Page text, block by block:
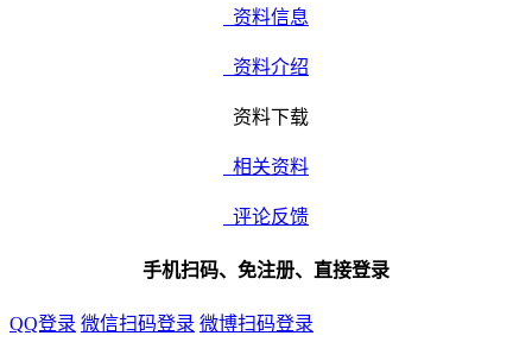
资料信息
资料介绍
资料下载
相关资料
评论反馈
手机扫码、免注册、直接登录
QQ登录 微信扫码登录 微博扫码登录